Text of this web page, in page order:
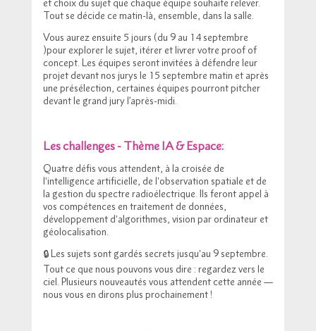
et choix du sujet que chaque équipe souhaite relever.
Tout se décide ce matin-là, ensemble, dans la salle.
Vous aurez ensuite 5 jours (du 9 au 14 septembre
)pour explorer le sujet, itérer et livrer votre proof of
concept. Les équipes seront invitées à défendre leur
projet devant nos jurys le 15 septembre matin et après
une présélection, certaines équipes pourront pitcher
devant le grand jury l’après-midi.
Les challenges - Thème IA & Espace:
Quatre défis vous attendent, à la croisée de
l'intelligence artificielle, de l'observation spatiale et de
la gestion du spectre radioélectrique. Ils feront appel à
vos compétences en traitement de données,
développement d'algorithmes, vision par ordinateur et
géolocalisation.
🔒 Les sujets sont gardés secrets jusqu'au 9 septembre.
Tout ce que nous pouvons vous dire : regardez vers le
ciel. Plusieurs nouveautés vous attendent cette année —
nous vous en dirons plus prochainement !